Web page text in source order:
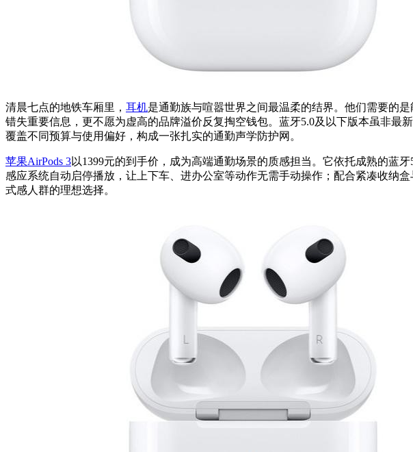
清晨七点的地铁车厢里， 耳机是通勤族与喧嚣世界之间最温柔的结界。他们需要的
错失重要信息，更不愿为虚高的品牌溢价反复掏空钱包。蓝牙5.0及以下版本虽非
覆盖不同预算与使用偏好，构成一张扎实的通勤声学防护网。
苹果AirPods 3以1399元的到手价，成为高端通勤场景的质感担当。它依托成熟的蓝
感应系统自动启停播放，让上下车、进办公室等动作无需手动操作；配合紧凑收纳
式感人群的理想选择。